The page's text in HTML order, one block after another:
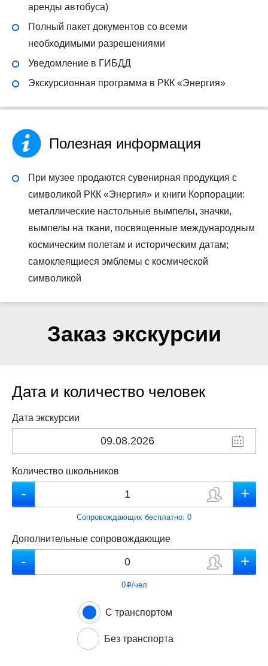
аренды автобуса)
Полный пакет документов со всеми
необходимыми разрешениями
Уведомление в ГИБДД
Экскурсионная программа в РКК «Энергия»
Полезная информация
При музее продаются сувенирная продукция с
символикой РКК «Энергия» и книги Корпорации:
металлические настольные вымпелы, значки,
вымпелы на ткани, посвященные международным
космическим полетам и историческим датам;
самоклеящиеся эмблемы с космической
символикой
Заказ экскурсии
Дата и количество человек
Дата экскурсии
Количество школьников
Сопровождающих бесплатно: 0
Дополнительные сопровождающие
0p/чел
С транспортом
Без транспорта